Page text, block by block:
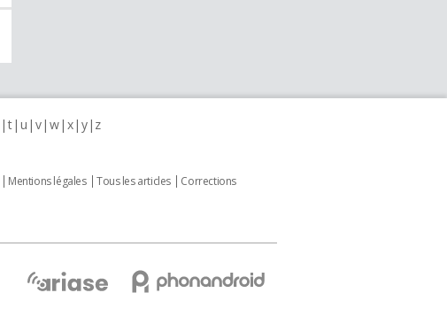
t u v w x y z
Mentions légales Tous les articles
Corrections